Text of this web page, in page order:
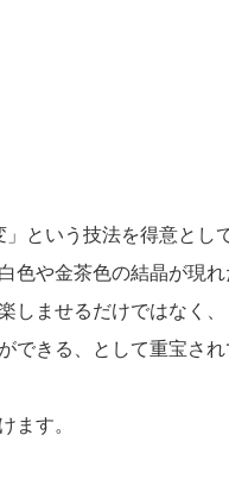
という技法を得意とし
や金茶色の結晶が現れ
しませるだけではなく、
きる、として重宝され
ます。